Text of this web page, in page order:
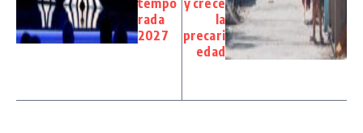
rada
2027
la
precari
edad